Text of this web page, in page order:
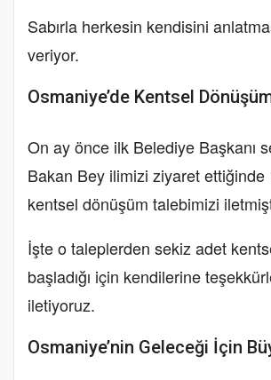
Sabırla herkesin kendisini
veriyor.
Osmaniye’de Kentsel
On ay önce ilk Belediye Başkanı
Bakan Bey ilimizi ziyaret ettiğinde
kentsel dönüşüm talebimizi
İşte o taleplerden sekiz adet
başladığı için kendilerine
iletiyoruz.
Osmaniye’nin Geleceği İçin